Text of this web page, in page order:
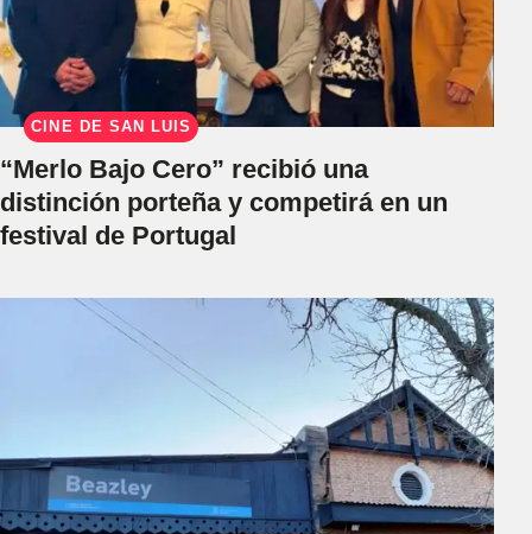
CINE DE SAN LUIS
“Merlo Bajo Cero” recibió una
distinción porteña y competirá en un
festival de Portugal